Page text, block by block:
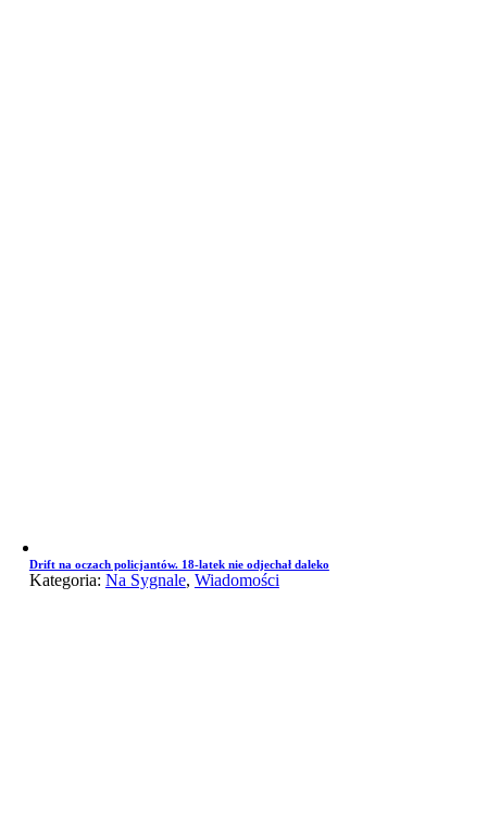
Drift na oczach policjantów. 18-latek nie odjechał daleko
Kategoria: Na Sygnale, Wiadomości